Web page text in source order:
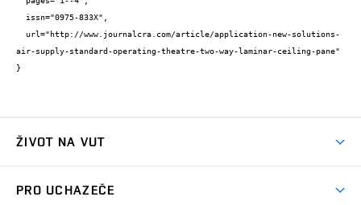
air-supply-standard-operating-theatre-two-way-laminar-ceiling-pane"
}
ŽIVOT NA VUT
PRO UCHAZEČE